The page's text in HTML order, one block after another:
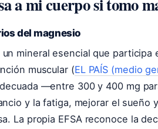
del magnesio
un mineral esencial que participa
muscular (EL PAÍS (medio
—entre 300 y 400 mg
y la fatiga, mejorar el sueño
La propia EFSA reconoce la